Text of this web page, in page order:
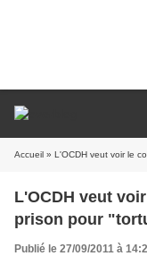
Accueil » L'OCDH veut voir le
L'OCDH veut
prison pour
Publié le 27/09/2011 à